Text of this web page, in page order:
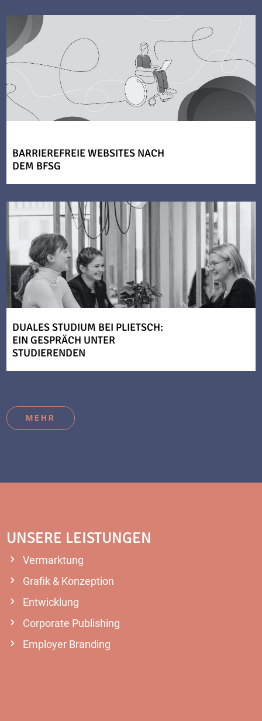
BARRIEREFREIE WEBSITES NACH
DEM BFSG
DUALES STUDIUM BEI PLIETSCH:
EIN GESPRÄCH UNTER
STUDIERENDEN
MEHR
UNSERE LEISTUNGEN
Vermarktung
Grafik & Konzeption
Entwicklung
Corporate Publishing
Employer Branding